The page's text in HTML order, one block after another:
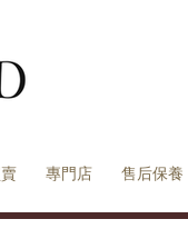
專門店 售后保養